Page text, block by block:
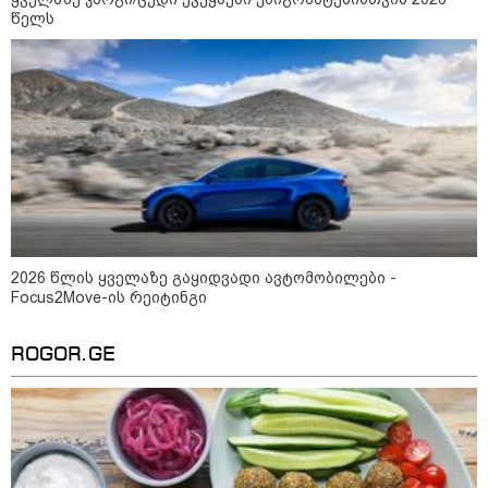
"მამის მიერ ცოტნესთვის
თვითნებურად ცხოვრობს
ადამიანი, რომელიც ზვიადის
ანდერძში ერთი სიტყვითაც კი
არ არის მოხსენიებული" - ანა
ჯაბაური
09:32 / 05-08-2026
"4 დღე უწყლოდ და უპუროდ
გაატარეს, მათ სიცოცხლე
დავუბრუნეთ" - ქართველი
მეზღვაური წერს, რომ 36
მიგრანტი, მათ შორის, ორსული
გოგონა გადაარჩინა
გასვენება ტაძრიდან არ მოხდეს,
ეს მგლოვიარეს ისეთი
სიყვარულითა უნდა ავუხსნათ,
რომ შფოთვა არ დაიბადოს" -
დედა სიდონია
16:02 / 03-08-2026
წელს
2026 წლის ყველაზე გაყიდვადი ავტომობილები -
Focus2Move-ის რეიტინგი
ROGOR.GE